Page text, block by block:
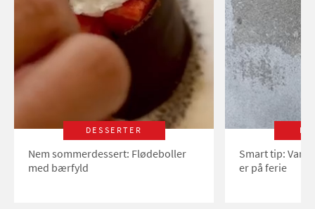
DESSERTER
Nem sommerdessert: Flødeboller
med bærfyld
Smart tip:
er på ferie